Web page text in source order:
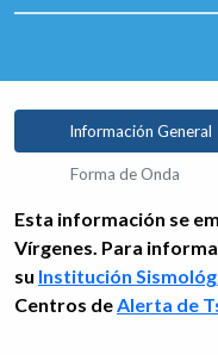
Información General
Forma de Onda
Esta información se
Vírgenes. Para
su Institución
Centros deAlerta de